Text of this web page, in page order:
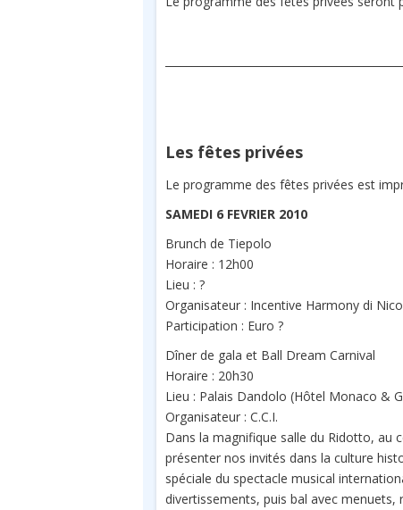
Les fêtes privées
Le programme des fêtes privées est
SAMEDI 6 FEVRIER 2010
Brunch de Tiepolo
Horaire : 12h00
Lieu : ?
Organisateur : Incentive Harmony di
Participation : Euro ?
Dîner de gala et Ball Dream Carnival
Horaire : 20h30
Lieu : Palais Dandolo (Hôtel Monaco &
Organisateur : C.C.I.
Dans la magnifique salle du Ridotto, au
présenter nos invités dans la culture
spéciale du spectacle musical
divertissements, puis bal avec